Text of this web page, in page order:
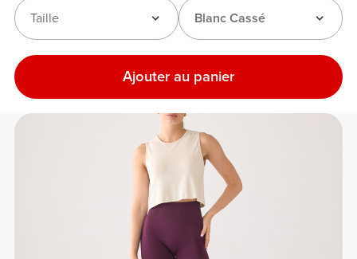
Blanc Cassé
Taille
Ajouter au panier